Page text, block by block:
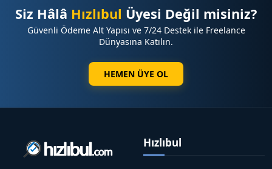
Siz Hâlâ Hızlıbul Üyesi Değil misiniz?
Güvenli Ödeme Alt Yapısı ve 7/24 Destek ile Freelance
Dünyasına Katılın.
HEMEN ÜYE OL
Hızlıbul